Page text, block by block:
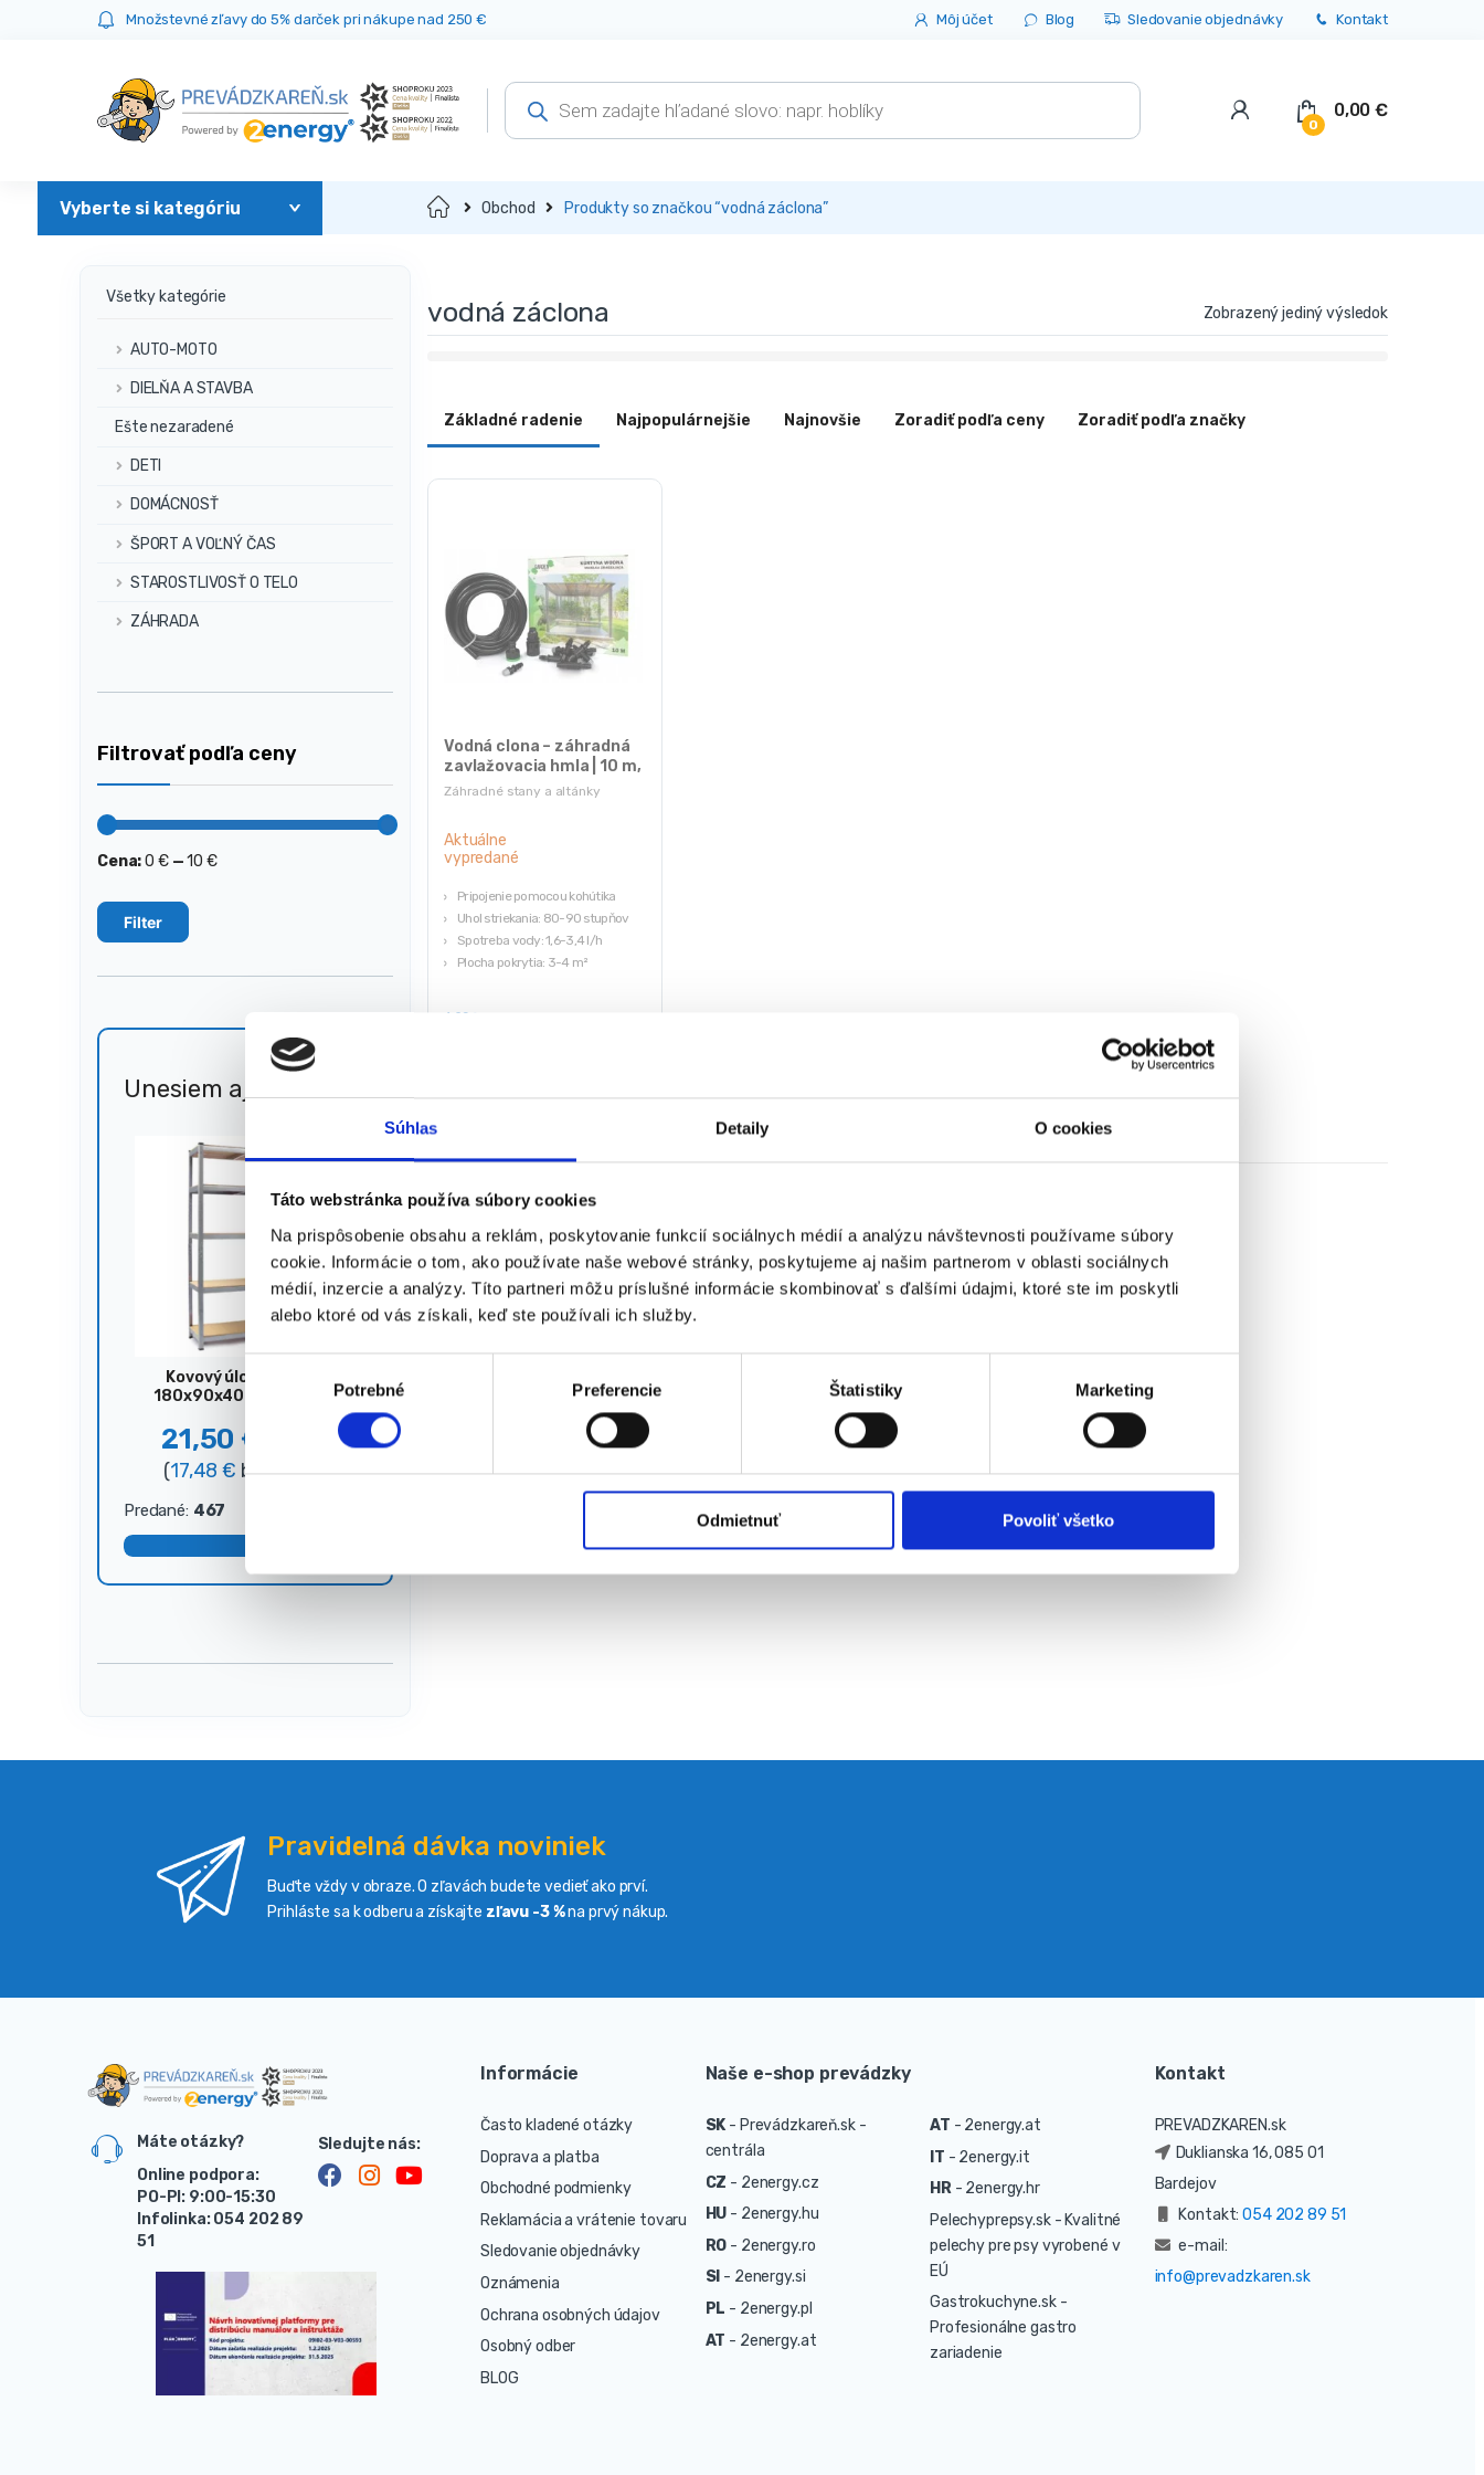
Súhlas Detaily O cookies
Táto webstránka používa súbory cookies
Na prispôsobenie obsahu a reklám, poskytovanie funkcií sociálnych médií a analýzu návštevnosti používame súbory
cookie. Informácie o tom, ako používate naše webové stránky, poskytujeme aj našim partnerom v oblasti sociálnych
médií, inzercie a analýzy. Títo partneri môžu príslušné informácie skombinovať s ďalšími údajmi, ktoré ste im poskytli
alebo ktoré od vás získali, keď ste používali ich služby.
e
r
l
Potrebné Preferencie Štatistiky Marketing
Odmietnuť Povoliť všetko
Množstevné zľavy do 5% darček pri nákupe nad 250 € Môj účet Blog Sledovanie objednávky Kontakt
Products
search
0
0,00€
Domov Obchod Produkty so značkou “vodná záclona”
vodná záclona Zobrazený jediný výsledok
Základné radenie Najpopulárnejšie Najnovšie Zoradiť podľa ceny Zoradiť podľa značky
Záhradné stany a altánky
Vodná clona – záhradná
zavlažovacia hmla | 10 m,
3-4 m²
Aktuálne
vypredané
Pripojenie pomocou kohútika
Uhol striekania: 80-90 stupňov
Spotreba vody: 1,6-3,4 l/h
Plocha pokrytia: 3-4 m²
6,20
★★★★★
Zobrazený jediný výsledok
Všetky kategórie
AUTO-MOTO
DIELŇA A STAVBA
Ešte nezaradené
DETI
DOMÁCNOSŤ
ŠPORT A VOĽNÝ ČAS
STAROSTLIVOSŤ O TELO
ZÁHRADA
Filtrovať podľa ceny
Minimálna
Maximálna
Filter
Cena:0 €—10 €
Unesiem aj 🐎 51%
Kovový úložný regál,
180x90x40 cm, 875 kg,
21,50 €
(17,48€ bez DPH)
Predané: 467
Pravidelná dávka noviniek
Buďte vždy v obraze. O zľavách budete vedieť ako prví.
Prihláste sa k odberu a získajte zľavu -3 %na prvý nákup.
Máte otázky?
Online podpora:
PO-PI: 9:00-15:30
Infolinka: 054 202 89
51
Informácie
Často kladené otázky
Doprava a platba
Obchodné podmienky
Reklamácia a vrátenie tovaru
Sledovanie objednávky
Oznámenia
Ochrana osobných údajov
Osobný odber
BLOG
Naše e-shop prevádzky
SK - Prevádzkareň.sk -
centrála
CZ - 2energy.cz
HU - 2energy.hu
RO - 2energy.ro
SI - 2energy.si
PL - 2energy.pl
AT - 2energy.at
AT - 2energy.at
IT - 2energy.it
HR- 2energy.hr
Pelechyprepsy.sk - Kvalitné
pelechy pre psy vyrobené v
EÚ
Gastrokuchyne.sk -
Profesionálne gastro
zariadenie
Kontakt
PREVADZKAREN.sk
Duklianska 16, 085 01
Bardejov
Kontakt:054 202 89 51
e-mail:
info@prevadzkaren.sk